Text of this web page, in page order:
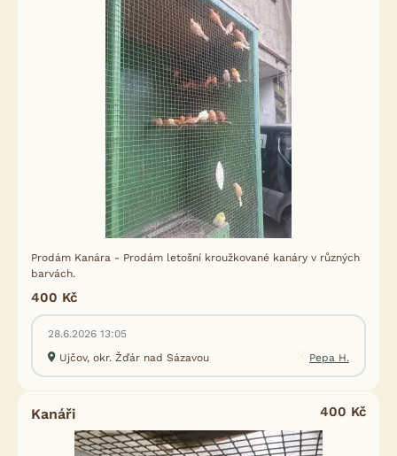
Prodám Kanára - Prodám letošní kroužkované kanáry v různých
barvách.
400 Kč
28.6.2026 13:05
Ujčov, okr. Žďár nad Sázavou
Pepa H.
Kanáři 400 Kč